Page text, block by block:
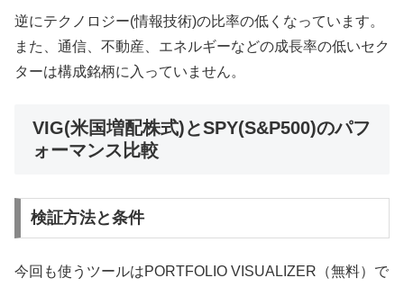
逆にテクノロジー(情報技術)の比率の低くなっています。
また、通信、不動産、エネルギーなどの成長率の低いセク
ターは構成銘柄に入っていません。
VIG(米国増配株式)とSPY(S&P500)のパフ
ォーマンス比較
検証方法と条件
今回も使うツールはPORTFOLIO VISUALIZER（無料）で